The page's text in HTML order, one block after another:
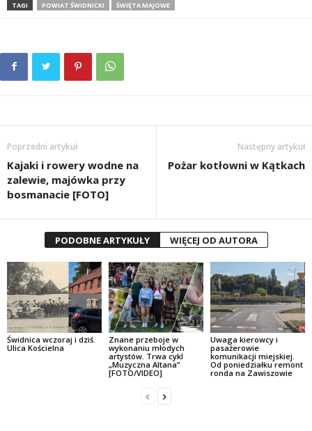
TAGI POWIAT ŚWIDNICKI ŚWIĘTA MAJOWE
Poprzedni artykuł
Kajaki i rowery wodne na
zalewie, majówka przy
bosmanacie [FOTO]
Następny artykuł
Pożar kotłowni w Kątkach
PODOBNE ARTYKUŁY WIĘCEJ OD AUTORA
Świdnica wczoraj i dziś.
Ulica Kościelna
Znane przeboje w
wykonaniu młodych
artystów. Trwa cykl
„Muzyczna Altana”
[FOTO/VIDEO]
Uwaga kierowcy i
pasażerowie
komunikacji miejskiej.
Od poniedziałku remont
ronda na Zawiszowie